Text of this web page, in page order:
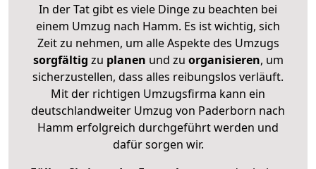
In der Tat gibt es viele Dinge zu beachten bei
einem Umzug nach Hamm. Es ist wichtig, sich
Zeit zu nehmen, um alle Aspekte des Umzugs
sorgfältig zu planen und zu organisieren, um
sicherzustellen, dass alles reibungslos verläuft.
Mit der richtigen Umzugsfirma kann ein
deutschlandweiter Umzug von Paderborn nach
Hamm erfolgreich durchgeführt werden und
dafür sorgen wir.